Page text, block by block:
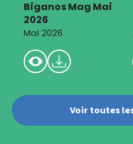
Biganos Mag Mai
2026
Mai 2026
Voir toutes